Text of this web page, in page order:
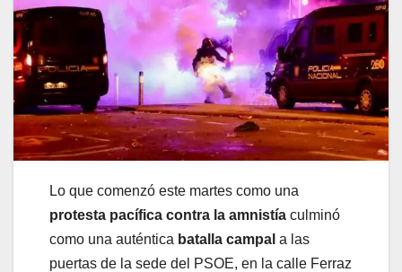
Lo que comenzó este martes como una
protesta pacífica contra la amnistía culminó
como una auténtica batalla campal a las
puertas de la sede del PSOE, en la calle Ferraz